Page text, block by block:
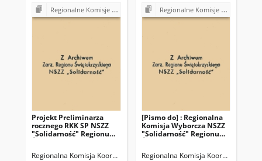
Regionalne Komisje Koordynacyjne NSZZ "Solidarność"
Projekt Preliminarza
rocznego RKK SP NSZZ
"Solidarność" Regionu
Regionalna Komisja Koordynacyjna Spółdzielczości Pracy NSZZ
Regionalne Komisje Koordynacyjne NSZZ "Solidarność"
[Pismo do] : Regionalna
Komisja Wyborcza NSZZ
"Solidarność" Regionu
Regionalna Komisja Koordynacyjna